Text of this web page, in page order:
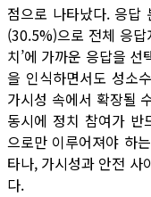
점으로 나타났다. 응
(30.5%)으로 전체 응
치’에 가까운 응답을
을 인식하면서도 성소
가시성 속에서 확장될
동시에 정치 참여가 반
으로만 이루어져야 하
타나, 가시성과 안전 사
다.